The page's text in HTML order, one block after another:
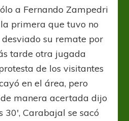
a Fernando Zampedri
primera que tuvo no
su remate por
tarde otra jugada
de los visitantes
en el área, pero
manera acertada dijo
30′, Carabajal se sacó